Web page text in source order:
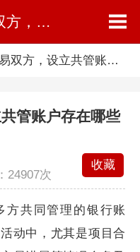
建设企业交易双方，设立共管账户存在哪些风险？
设立共管账户存在哪些风险？
管账户存在哪些
24907次
收藏
方共同管理的银行账
动中，尤其是项目合